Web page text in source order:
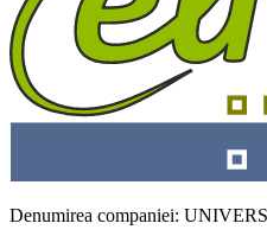
Denumirea companiei: